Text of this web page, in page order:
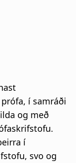
í samráði
og með
í
svo og